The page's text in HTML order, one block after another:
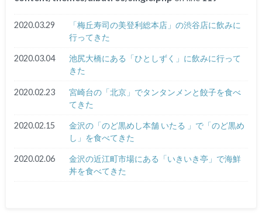
2020.03.29
「梅丘寿司の美登利総本店」の渋谷店に飲みに
行ってきた
2020.03.04
池尻大橋にある「ひとしずく」に飲みに行って
きた
2020.02.23
宮崎台の「北京」でタンタンメンと餃子を食べ
てきた
2020.02.15
金沢の「のど黒めし本舗 いたる 」で「のど黒め
し」を食べてきた
2020.02.06
金沢の近江町市場にある「いきいき亭」で海鮮
丼を食べてきた